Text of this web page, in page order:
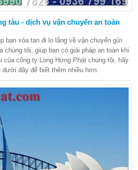
tàu - dịch vụ vận chuyển an toàn
bạn xóa tan đi lo lắng về vận chuyển gửi
chúng tôi, giúp bạn có giải pháp an toàn khi
của công ty Long Hưng Phát chúng tôi, hãy
đây để biết thêm nhiều hơn.